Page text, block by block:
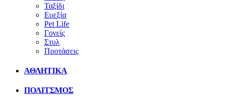
Ταξίδι
Ευεξία
Pet Life
Γονείς
Στυλ
Προτάσεις
ΑΘΛΗΤΙΚΑ
ΠΟΛΙΤΣΜΟΣ